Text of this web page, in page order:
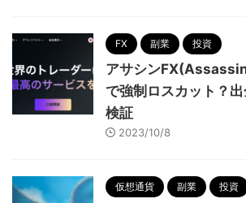
FX 副業 投資
アサシン
で強制ロスカット？
検証
2023/10/8
仮想通貨 副業 投資